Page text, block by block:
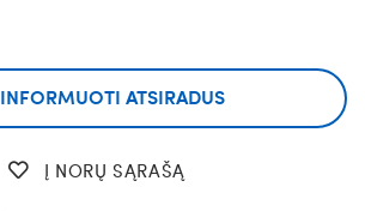
INFORMUOTI ATSIRADUS
Į NORŲ SĄRAŠĄ